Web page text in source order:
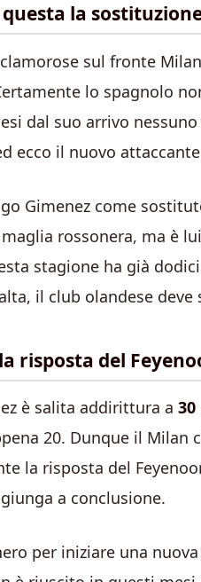
la
sul fronte
lo spagnolo
dal suo arrivo
ecco il nuovo
Gimenez come
rossonera, ma è
stagione ha già
il club olandese
risposta del
è salita addirittura a
20. Dunque il Milan
la risposta del
a conclusione.
per iniziare una